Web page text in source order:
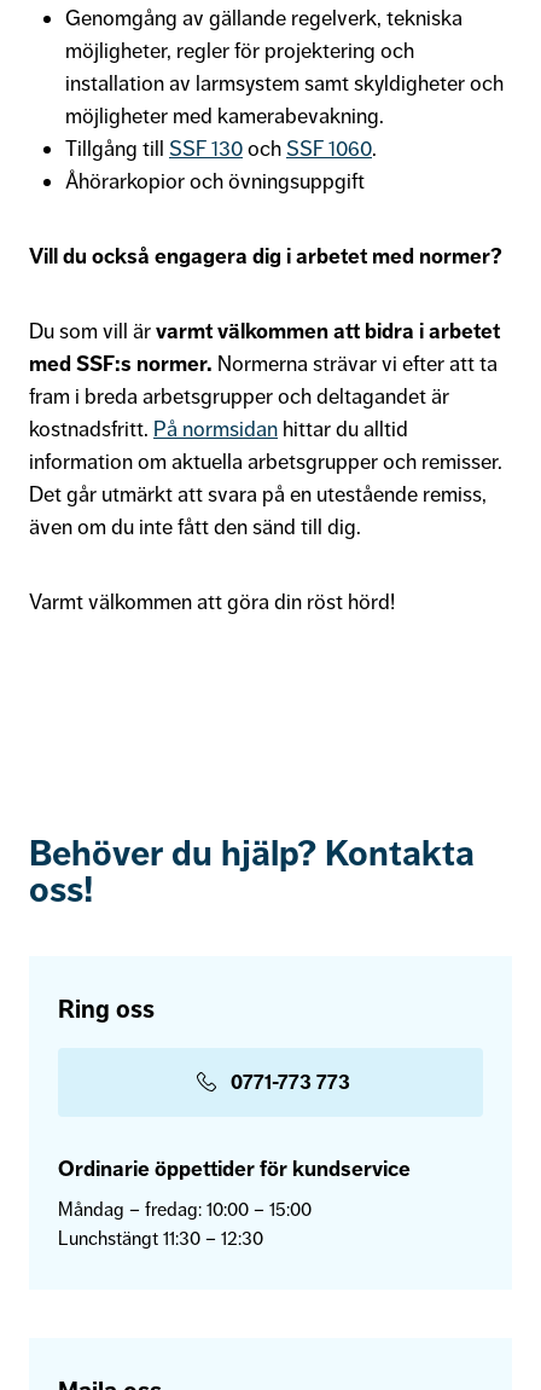
Genomgång av gällande regelverk, tekniska
möjligheter, regler för projektering och
installation av larmsystem samt skyldigheter och
möjligheter med kamerabevakning.
Tillgång till SSF 130ochSSF 1060.
Åhörarkopior och övningsuppgift
Vill du också engagera dig i arbetet med normer?
Du som vill ärvarmt välkommen att bidra i arbetet
med SSF:s normer. Normerna strävar vi efter att ta
fram i breda arbetsgrupper och deltagandet är
kostnadsfritt. På normsidan hittar du alltid
information om aktuella arbetsgrupper och remisser.
Det går utmärkt att svara på en utestående remiss,
även om du inte fått den sänd till dig.
Varmt välkommen att göra din röst hörd!
Behöver du hjälp? Kontakta
oss!
Ring oss
0771-773 773
Ordinarie öppettider för kundservice
Måndag – fredag: 10:00 – 15:00
Lunchstängt 11:30 – 12:30